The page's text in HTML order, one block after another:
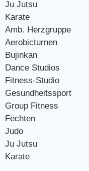
Ju Jutsu
Karate
Amb. Herzgruppe
Aerobicturnen
Bujinkan
Dance Studios
Fitness-Studio
Gesundheitssport
Group Fitness
Fechten
Judo
Ju Jutsu
Karate